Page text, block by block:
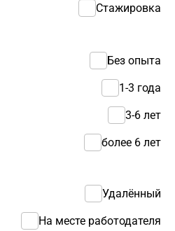
Стажировка
Без опыта
1-3 года
3-6 лет
более 6 лет
Удалённый
На месте работодателя